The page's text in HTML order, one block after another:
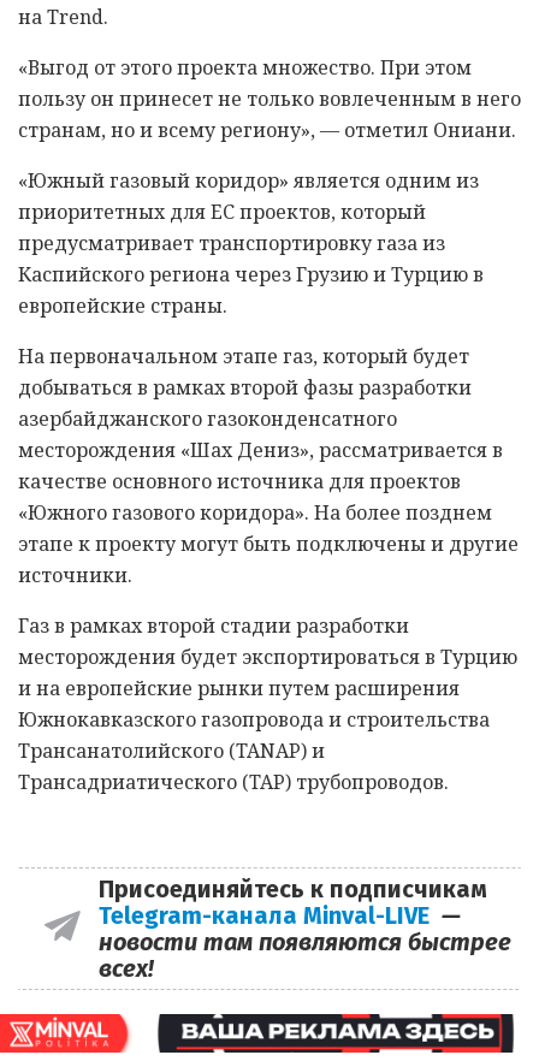
на Trend.
«Выгод от этого проекта множество. При этом
пользу он принесет не только вовлеченным в него
странам, но и всему региону», — отметил Ониани.
«Южный газовый коридор» является одним из
приоритетных для ЕС проектов, который
предусматривает транспортировку газа из
Каспийского региона через Грузию и Турцию в
европейские страны.
На первоначальном этапе газ, который будет
добываться в рамках второй фазы разработки
азербайджанского газоконденсатного
месторождения «Шах Дениз», рассматривается в
качестве основного источника для проектов
«Южного газового коридора». На более позднем
этапе к проекту могут быть подключены и другие
источники.
Газ в рамках второй стадии разработки
месторождения будет экспортироваться в Турцию
и на европейские рынки путем расширения
Южнокавказского газопровода и строительства
Трансанатолийского (TANAP) и
Трансадриатического (TAP) трубопроводов.
Присоединяйтесь к подписчикам
Telegram-канала Minval-LIVE —
новости там появляются быстрее
всех!